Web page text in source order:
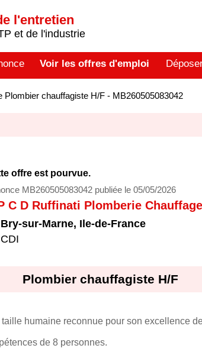
l'entretien
et de l'industrie
Voir les offres d'emploi
Plombier chauffagiste H/F - MB260505083042
offre est pourvue.
MB260505083042 publiée le 05/05/2026
C D Ruffinati Plomberie
Bry-sur-Marne, Ile-de-France
CDI
Plombier chauffagiste H/F
humaine reconnue pour son excellence
de 8 personnes.